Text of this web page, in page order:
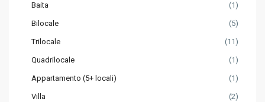
Baita (1)
Bilocale (5)
Trilocale (11)
Quadrilocale (1)
Appartamento (5+ locali) (1)
Villa (2)